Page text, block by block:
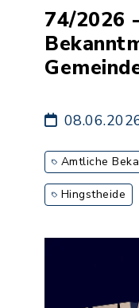
74/2026
Amtliche
Hingstheide